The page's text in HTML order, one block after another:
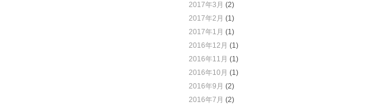
2017年3月 (2)
2017年2月 (1)
2017年1月 (1)
2016年12月 (1)
2016年11月 (1)
2016年10月 (1)
2016年9月 (2)
2016年7月 (2)